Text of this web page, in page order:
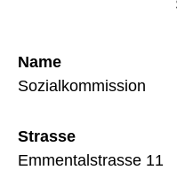
Name
Sozialkommission
Strasse
Emmentalstrasse 11